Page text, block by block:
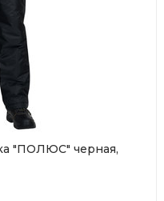
"ПОЛЮС" черная,